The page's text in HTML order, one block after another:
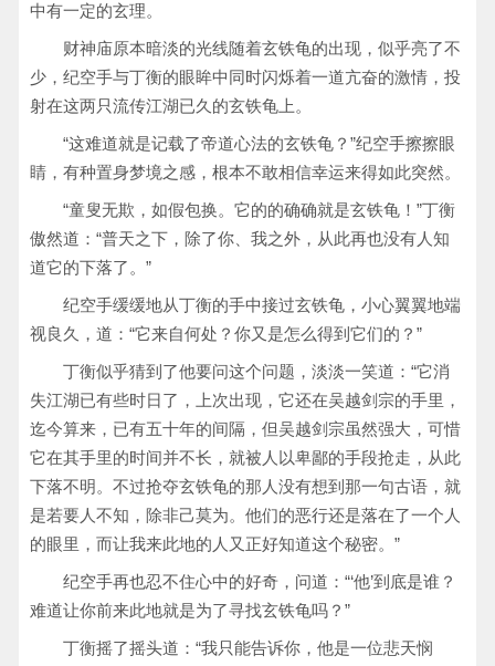
中有一定的玄理。
财神庙原本暗淡的光线随着玄铁龟的出现，似乎亮了不
少，纪空手与丁衡的眼眸中同时闪烁着一道亢奋的激情，投
射在这两只流传江湖已久的玄铁龟上。
“这难道就是记载了帝道心法的玄铁龟？”纪空手擦擦眼
睛，有种置身梦境之感，根本不敢相信幸运来得如此突然。
“童叟无欺，如假包换。它的的确确就是玄铁龟！”丁衡
傲然道：“普天之下，除了你、我之外，从此再也没有人知
道它的下落了。”
纪空手缓缓地从丁衡的手中接过玄铁龟，小心翼翼地端
视良久，道：“它来自何处？你又是怎么得到它们的？”
丁衡似乎猜到了他要问这个问题，淡淡一笑道：“它消
失江湖已有些时日了，上次出现，它还在吴越剑宗的手里，
迄今算来，已有五十年的间隔，但吴越剑宗虽然强大，可惜
它在其手里的时间并不长，就被人以卑鄙的手段抢走，从此
下落不明。不过抢夺玄铁龟的那人没有想到那一句古语，就
是若要人不知，除非己莫为。他们的恶行还是落在了一个人
的眼里，而让我来此地的人又正好知道这个秘密。”
纪空手再也忍不住心中的好奇，问道：“‘他’到底是谁？
难道让你前来此地就是为了寻找玄铁龟吗？”
丁衡摇了摇头道：“我只能告诉你，他是一位悲天悯